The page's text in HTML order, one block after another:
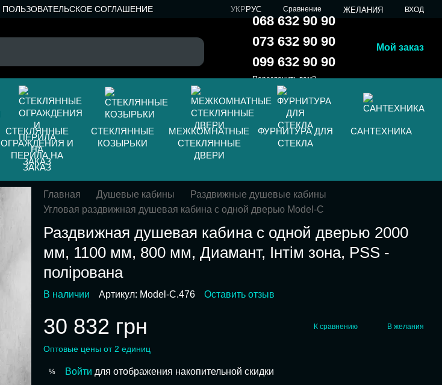
ПОЛЬЗОВАТЕЛЬСКОЕ СОГЛАШЕНИЕ
УКРРУС Сравнение ЖЕЛАНИЯ ВХОД
068 632 90 90
073 632 90 90
099 632 90 90
Перезвонить вам?
Мой заказ
СТЕКЛЯННЫЕ
ОГРАЖДЕНИЯ И
ПЕРИЛА НА
ЗАКАЗ
СТЕКЛЯННЫЕ
КОЗЫРЬКИ
МЕЖКОМНАТНЫЕ
СТЕКЛЯННЫЕ
ДВЕРИ
ФУРНИТУРА ДЛЯ
СТЕКЛА
САНТЕХНИКА
Главная Душевые кабины
Раздвижные душевые кабины
Угловая раздвижная душевая кабина с одной дверью Model-C
Раздвижная душевая кабина с одной дверью 2000
мм, 1100 мм, 800 мм, Диамант, Інтім зона, PSS -
полірована
В наличии Артикул: Model-C.476 Оставить отзыв
30 832 грн К сравнению В желания
Оптовые цены от 2 единиц
% Войти для отображения накопительной скидки